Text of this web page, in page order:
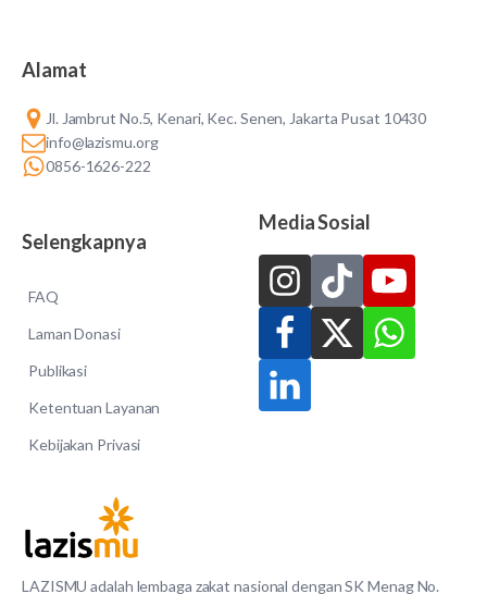
LAZISMU adalah lembaga zakat nasional dengan SK Menag No.
Alamat
Jl. Jambrut No.5, Kenari, Kec. Senen, Jakarta Pusat 10430
info@lazismu.org
0856-1626-222
Selengkapnya
FAQ
Laman Donasi
Publikasi
Ketentuan Layanan
Kebijakan Privasi
Media Sosial